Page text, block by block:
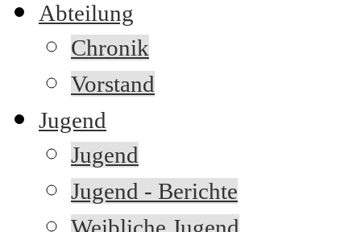
Abteilung
Chronik
Vorstand
Jugend
Jugend
Jugend - Berichte
Weibliche Jugend